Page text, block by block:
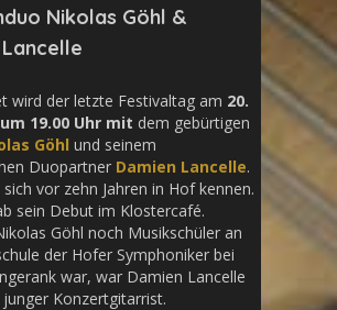
Nikolas Göhl &
wird der letzte Festivaltag am 20.
19.00 Uhr mit dem gebürtigen
Göhl und seinem
Duopartner Damien Lancelle.
vor zehn Jahren in Hof kennen.
sein Debut im Klostercafé.
Göhl noch Musikschüler an
der Hofer Symphoniker bei
war, war Damien Lancelle
Konzertgitarrist.